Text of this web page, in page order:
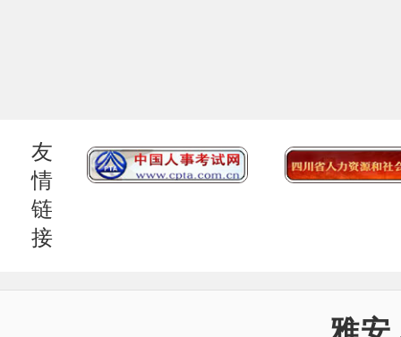
友
情
链
接